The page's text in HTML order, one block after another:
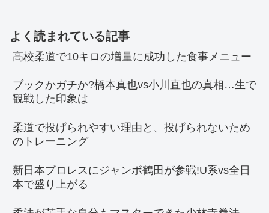
よく読まれている記事
高校柔道で10キロの増量に成功した食事メニュー
ブックかガチか?橋本真也vs小川直也の真相…生で
観戦した印象は
柔道で投げられやすい理由と、投げられないため
のトレーニング
新日本プロレスにジャンボ鶴田が参戦!U系vs全日
本で盛り上がる